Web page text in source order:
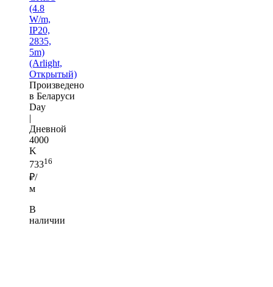
(4.8
W/m,
IP20,
2835,
5m)
(Arlight,
Открытый)
Произведено
в Беларуси
Day
|
Дневной
4000
K
73316
₽/
м
В
наличии